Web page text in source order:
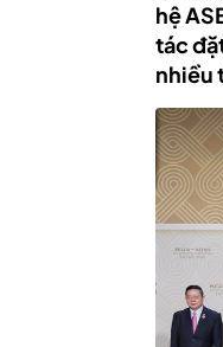
hệ
tác
nhiều